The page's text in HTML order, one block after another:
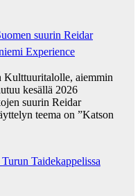
suurin Reidar
Experience
aiemmin
kesällä 2026
suurin Reidar
teema on ”Katson
Taidekappelissa